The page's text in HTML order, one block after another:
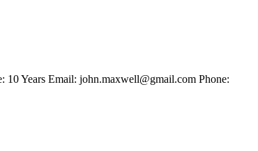
10 Years Email: john.maxwell@gmail.com Phone: